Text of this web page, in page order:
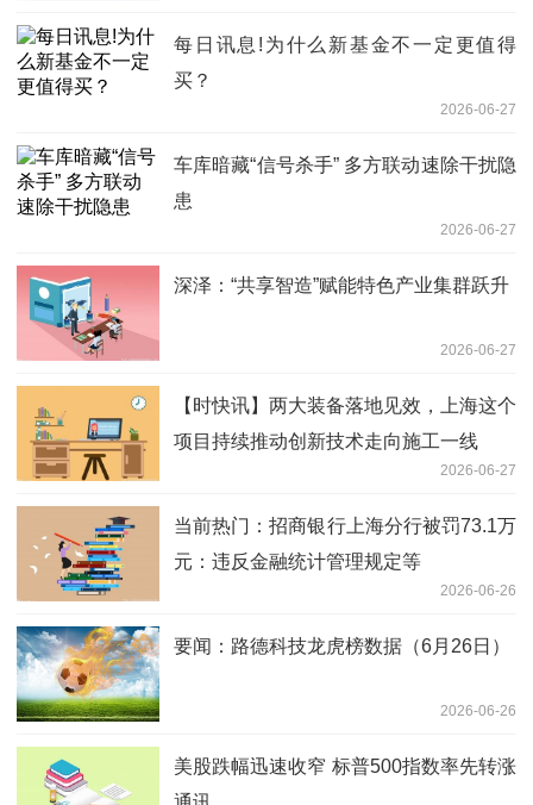
每日讯息!为什么新基金不一定更值得
买？
2026-06-27
车库暗藏“信号杀手” 多方联动速除干扰隐
患
2026-06-27
深泽：“共享智造”赋能特色产业集群跃升
2026-06-27
【时快讯】两大装备落地见效，上海这个
项目持续推动创新技术走向施工一线
2026-06-27
当前热门：招商银行上海分行被罚73.1万
元：违反金融统计管理规定等
2026-06-26
要闻：路德科技龙虎榜数据（6月26日）
2026-06-26
美股跌幅迅速收窄 标普500指数率先转涨